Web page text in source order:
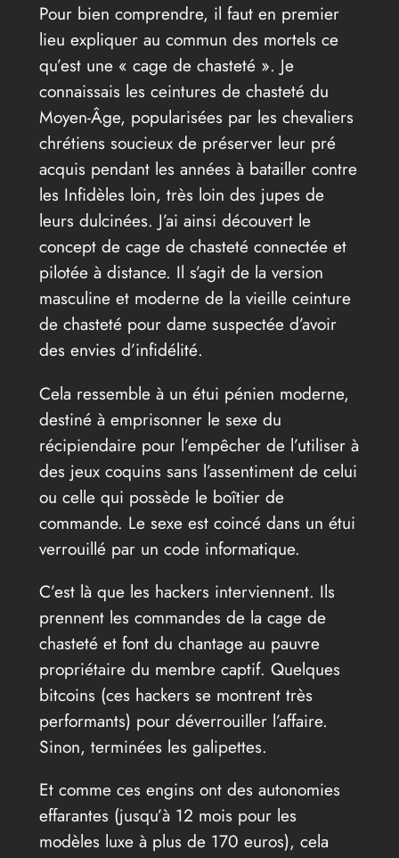
Pour bien comprendre, il faut en premier
lieu expliquer au commun des mortels ce
qu’est une « cage de chasteté ». Je
connaissais les ceintures de chasteté du
Moyen-Âge, popularisées par les chevaliers
chrétiens soucieux de préserver leur pré
acquis pendant les années à batailler contre
les Infidèles loin, très loin des jupes de
leurs dulcinées. J’ai ainsi découvert le
concept de cage de chasteté connectée et
pilotée à distance. Il s’agit de la version
masculine et moderne de la vieille ceinture
de chasteté pour dame suspectée d’avoir
des envies d’infidélité.
Cela ressemble à un étui pénien moderne,
destiné à emprisonner le sexe du
récipiendaire pour l’empêcher de l’utiliser à
des jeux coquins sans l’assentiment de celui
ou celle qui possède le boîtier de
commande. Le sexe est coincé dans un étui
verrouillé par un code informatique.
C’est là que les hackers interviennent. Ils
prennent les commandes de la cage de
chasteté et font du chantage au pauvre
propriétaire du membre captif. Quelques
bitcoins (ces hackers se montrent très
performants) pour déverrouiller l’affaire.
Sinon, terminées les galipettes.
Et comme ces engins ont des autonomies
effarantes (jusqu’à 12 mois pour les
modèles luxe à plus de 170 euros), cela